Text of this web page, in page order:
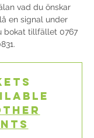
vad du önskar
en signal under
bokat tillfället 0767